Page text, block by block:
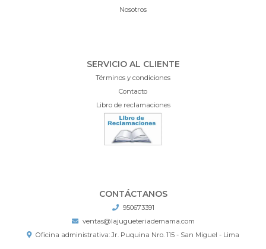
Nosotros
SERVICIO AL CLIENTE
Términos y condiciones
Contacto
Libro de reclamaciones
CONTÁCTANOS
950673391
ventas@lajugueteriademama.com
Oficina administrativa: Jr. Puquina Nro. 115 - San Miguel - Lima